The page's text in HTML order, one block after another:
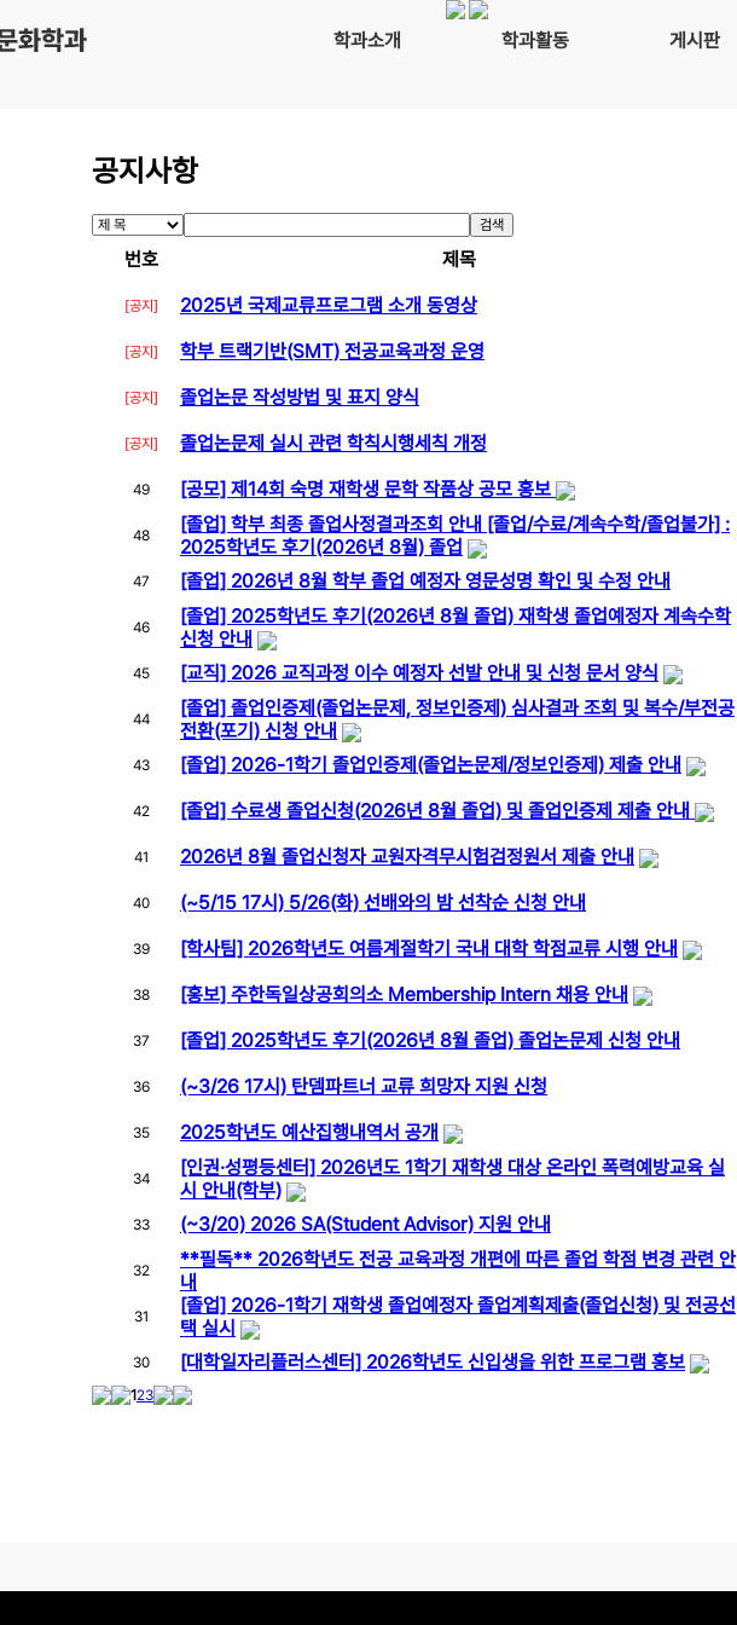
학과소개 학과활동 게시판
공지사항
검색
번호 제목
[공지] 2025년 국제교류프로그램 소개 동영상
[공지] 학부 트랙기반(SMT) 전공교육과정 운영
[공지] 졸업논문 작성방법 및 표지 양식
[공지] 졸업논문제 실시 관련 학칙시행세칙 개정
49 [공모] 제14회 숙명 재학생 문학 작품상 공모 홍보
48
[졸업] 학부 최종 졸업사정결과조회 안내 [졸업/수료/계속수학/졸업불가] :
2025학년도 후기(2026년 8월) 졸업
47 [졸업] 2026년 8월 학부 졸업 예정자 영문성명 확인 및 수정 안내
46
[졸업] 2025학년도 후기(2026년 8월 졸업) 재학생 졸업예정자 계속수학
신청 안내
45 [교직] 2026 교직과정 이수 예정자 선발 안내 및 신청 문서 양식
44
[졸업] 졸업인증제(졸업논문제, 정보인증제) 심사결과 조회 및 복수/부전공
전환(포기) 신청 안내
43 [졸업] 2026-1학기 졸업인증제(졸업논문제/정보인증제) 제출 안내
42 [졸업] 수료생 졸업신청(2026년 8월 졸업) 및 졸업인증제 제출 안내
41 2026년 8월 졸업신청자 교원자격무시험검정원서 제출 안내
40 (~5/15 17시) 5/26(화) 선배와의 밤 선착순 신청 안내
39 [학사팀] 2026학년도 여름계절학기 국내 대학 학점교류 시행 안내
38 [홍보] 주한독일상공회의소 Membership Intern 채용 안내
37 [졸업] 2025학년도 후기(2026년 8월 졸업) 졸업논문제 신청 안내
36 (~3/26 17시) 탄뎀파트너 교류 희망자 지원 신청
35 2025학년도 예산집행내역서 공개
34
[인권·성평등센터] 2026년도 1학기 재학생 대상 온라인 폭력예방교육 실
시 안내(학부)
33 (~3/20) 2026 SA(Student Advisor) 지원 안내
32
**필독** 2026학년도 전공 교육과정 개편에 따른 졸업 학점 변경 관련 안
내
31
[졸업] 2026-1학기 재학생 졸업예정자 졸업계획제출(졸업신청) 및 전공선
택 실시
30 [대학일자리플러스센터] 2026학년도 신입생을 위한 프로그램 홍보
123